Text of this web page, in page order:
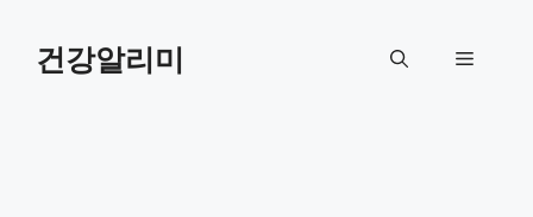
건강알리미 메